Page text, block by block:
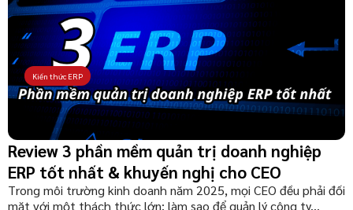
Review 3 phần mềm quản trị doanh nghiệp
ERP tốt nhất & khuyến nghị cho CEO
Trong môi trường kinh doanh năm 2025, mọi CEO đều phải đối
mặt với một thách thức lớn: làm sao để quản lý công ty...
Kiến thức ERP